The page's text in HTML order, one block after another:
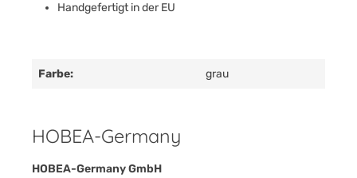
Handgefertigt in der EU
Farbe: grau
HOBEA-Germany
HOBEA-Germany GmbH